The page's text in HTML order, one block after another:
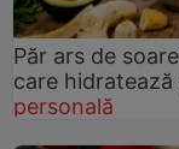
Păr ars de
care
personală